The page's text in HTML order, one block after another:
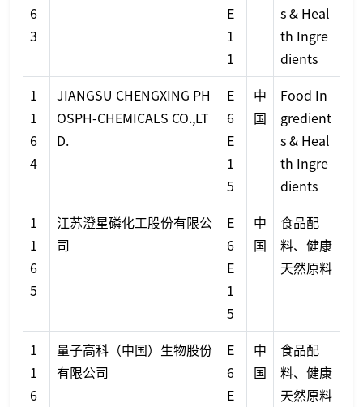
6
3
E
1
1
s & Heal
th Ingre
dients
1
1
6
4
JIANGSU CHENGXING PH
OSPH-CHEMICALS CO.,LT
D.
E
6
E
1
5
中
国
Food In
gredient
s & Heal
th Ingre
dients
1
1
6
5
江苏澄星磷化工股份有限公
司
E
6
E
1
5
中
国
食品配
料、健康
天然原料
1
1
6
量子高科（中国）生物股份
有限公司
E
6
E
中
国
食品配
料、健康
天然原料